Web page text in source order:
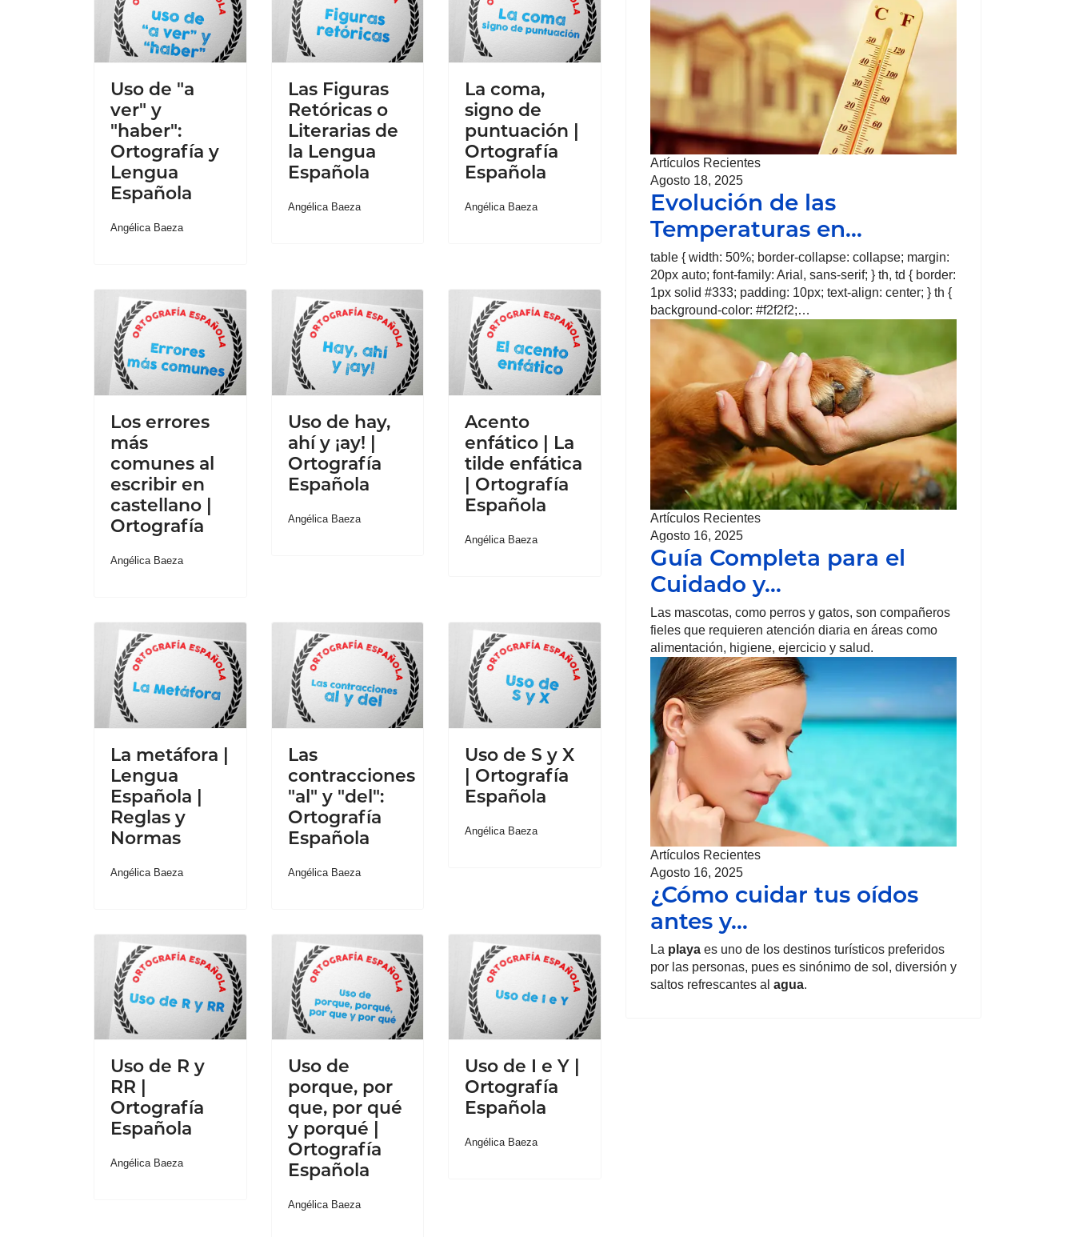
Uso de "a
ver" y
"haber":
Ortografía y
Lengua
Española
Angélica Baeza
Las Figuras
Retóricas o
Literarias de
la Lengua
Española
Angélica Baeza
La coma,
signo de
puntuación |
Ortografía
Española
Angélica Baeza
Los errores
más
comunes al
escribir en
castellano |
Ortografía
Angélica Baeza
Uso de hay,
ahí y ¡ay! |
Ortografía
Española
Angélica Baeza
Acento
enfático | La
tilde enfática
| Ortografía
Española
Angélica Baeza
La metáfora |
Lengua
Española |
Reglas y
Normas
Angélica Baeza
Las
contracciones
"al" y "del":
Ortografía
Española
Angélica Baeza
Uso de S y X
| Ortografía
Española
Angélica Baeza
Uso de R y
RR |
Ortografía
Española
Angélica Baeza
Uso de
porque, por
que, por qué
y porqué |
Ortografía
Española
Angélica Baeza
Uso de I e Y |
Ortografía
Española
Angélica Baeza
Artículos Recientes
Agosto 18, 2025
Evolución de las
Temperaturas en…
table { width: 50%; border-collapse: collapse; margin:
20px auto; font-family: Arial, sans-serif; } th, td { border:
1px solid #333; padding: 10px; text-align: center; } th {
background-color: #f2f2f2;…
Artículos Recientes
Agosto 16, 2025
Guía Completa para el
Cuidado y…
Las mascotas, como perros y gatos, son compañeros
fieles que requieren atención diaria en áreas como
alimentación, higiene, ejercicio y salud.
Artículos Recientes
Agosto 16, 2025
¿Cómo cuidar tus oídos
antes y…
La playa es uno de los destinos turísticos preferidos
por las personas, pues es sinónimo de sol, diversión y
saltos refrescantes al agua.